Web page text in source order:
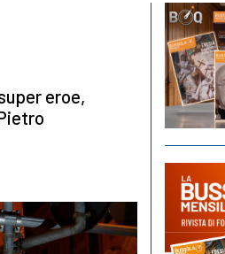
eroe,